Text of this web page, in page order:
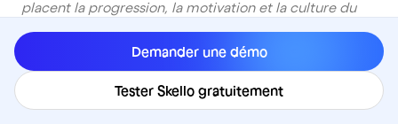
placent la progression, la motivation et la culture du
groupe au cœur de leur offre."
PTminder
Demander une démo
Tester Skello gratuitement